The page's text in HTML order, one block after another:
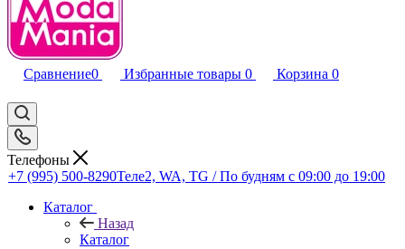
Сравнение0 Избранные товары 0 Корзина 0
Телефоны
+7 (995) 500-8290Теле2, WA, TG / По будням c 09:00 до 19:00
Каталог
Назад
Каталог